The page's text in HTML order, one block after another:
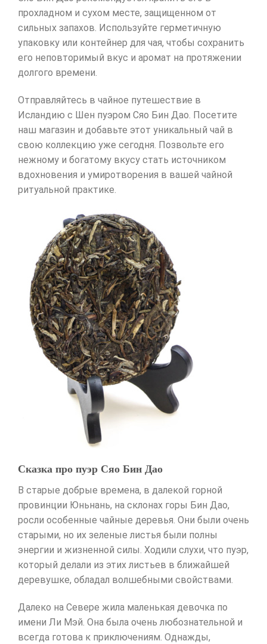
прохладном и сухом месте, защищенном от
сильных запахов. Используйте герметичную
упаковку или контейнер для чая, чтобы сохранить
его неповторимый вкус и аромат на протяжении
долгого времени.
Отправляйтесь в чайное путешествие в
Исландию с Шен пуэром Сяо Бин Дао. Посетите
наш магазин и добавьте этот уникальный чай в
свою коллекцию уже сегодня. Позвольте его
нежному и богатому вкусу стать источником
вдохновения и умиротворения в вашей чайной
ритуальной практике.
Сказка про пуэр Сяо Бин Дао
В старые добрые времена, в далекой горной
провинции Юньнань, на склонах горы Бин Дао,
росли особенные чайные деревья. Они были очень
старыми, но их зеленые листья были полны
энергии и жизненной силы. Ходили слухи, что пуэр,
который делали из этих листьев в ближайшей
деревушке, обладал волшебными свойствами.
Далеко на Севере жила маленькая девочка по
имени Ли Мэй. Она была очень любознательной и
всегда готова к приключениям. Однажды,